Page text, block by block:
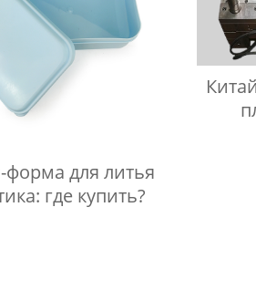
форма для литья
где купить?